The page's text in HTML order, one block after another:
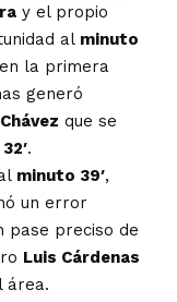
y el propio
al minuto
la primera
generó
que se
.
minuto 39′,
un error
pase preciso de
Luis Cárdenas
área.